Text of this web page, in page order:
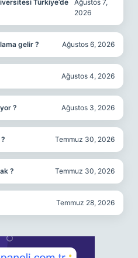
Türkiye’de
Ağustos 7,
2026
gelir ? Ağustos 6, 2026
Ağustos 4, 2026
? Ağustos 3, 2026
Temmuz 30, 2026
? Temmuz 30, 2026
Temmuz 28, 2026